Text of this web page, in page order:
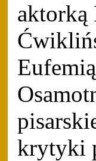
aktorką
krytyki